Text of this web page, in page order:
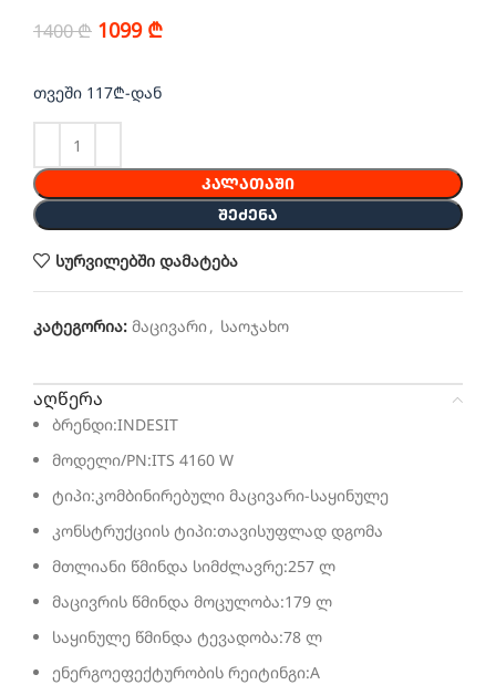
1400₾ 1099 ₾
თვეში 117₾-დან
ᲙᲐᲚᲐᲗᲐᲨᲘ
ᲨᲔᲫᲔᲜᲐ
სურვილებში დამატება
კატეგორია: მაცივარი, საოჯახო
აღწერა
ბრენდი:INDESIT
მოდელი/PN:ITS 4160 W
ტიპი:კომბინირებული მაცივარი-საყინულე
კონსტრუქციის ტიპი:თავისუფლად დგომა
მთლიანი წმინდა სიმძლავრე:257 ლ
მაცივრის წმინდა მოცულობა:179 ლ
საყინულე წმინდა ტევადობა:78 ლ
ენერგოეფექტურობის რეიტინგი:A